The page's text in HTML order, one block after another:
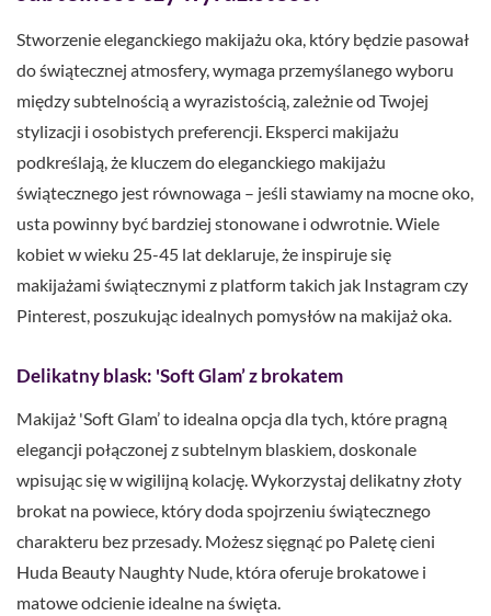
Stworzenie eleganckiego makijażu oka, który będzie pasował
do świątecznej atmosfery, wymaga przemyślanego wyboru
między subtelnością a wyrazistością, zależnie od Twojej
stylizacji i osobistych preferencji. Eksperci makijażu
podkreślają, że kluczem do eleganckiego makijażu
świątecznego jest równowaga – jeśli stawiamy na mocne oko,
usta powinny być bardziej stonowane i odwrotnie. Wiele
kobiet w wieku 25-45 lat deklaruje, że inspiruje się
makijażami świątecznymi z platform takich jak Instagram czy
Pinterest, poszukując idealnych pomysłów na makijaż oka.
Delikatny blask: 'Soft Glam’ z brokatem
Makijaż 'Soft Glam’ to idealna opcja dla tych, które pragną
elegancji połączonej z subtelnym blaskiem, doskonale
wpisując się w wigilijną kolację. Wykorzystaj delikatny złoty
brokat na powiece, który doda spojrzeniu świątecznego
charakteru bez przesady. Możesz sięgnąć po Paletę cieni
Huda Beauty Naughty Nude, która oferuje brokatowe i
matowe odcienie idealne na święta.